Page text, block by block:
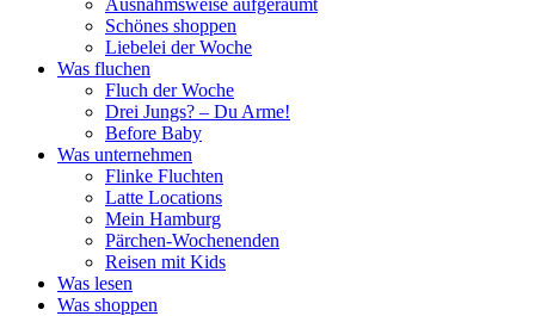
Ausnahmsweise aufgeräumt
Schönes shoppen
Liebelei der Woche
Was fluchen
Fluch der Woche
Drei Jungs? – Du Arme!
Before Baby
Was unternehmen
Flinke Fluchten
Latte Locations
Mein Hamburg
Pärchen-Wochenenden
Reisen mit Kids
Was lesen
Was shoppen